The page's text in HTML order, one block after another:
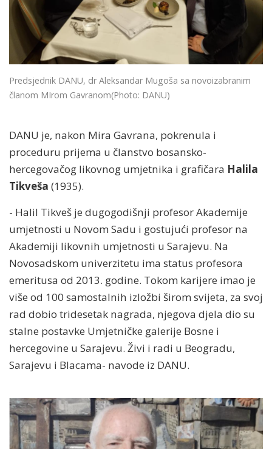
Predsjednik DANU, dr Aleksandar Mugoša sa novoizabranim
članom MIrom Gavranom(Photo: DANU)
DANU je, nakon Mira Gavrana, pokrenula i
proceduru prijema u članstvo bosansko-
hercegovačog likovnog umjetnika i grafičara Halila
Tikveša (1935).
- Halil Tikveš je dugogodišnji profesor Akademije
umjetnosti u Novom Sadu i gostujući profesor na
Akademiji likovnih umjetnosti u Sarajevu. Na
Novosadskom univerzitetu ima status profesora
emeritusa od 2013. godine. Tokom karijere imao je
više od 100 samostalnih izložbi širom svijeta, za svoj
rad dobio tridesetak nagrada, njegova djela dio su
stalne postavke Umjetničke galerije Bosne i
hercegovine u Sarajevu. Živi i radi u Beogradu,
Sarajevu i Blacama- navode iz DANU.